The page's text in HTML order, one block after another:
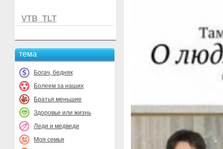
VTB_TLT
тема
Богач, бедняк
Болеем за наших
Братья меньшие
Здоровье или жизнь
Леди и медведи
Моя семья